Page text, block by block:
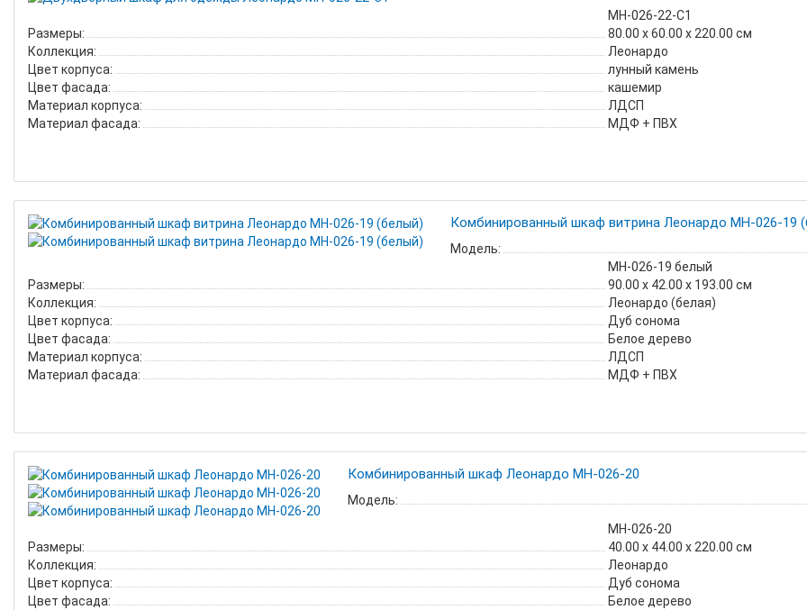
МН-026-22-С1
Размеры:
80.00 х 60.00 х 220.00 см
Коллекция:
Леонардо
Цвет корпуса:
лунный камень
Цвет фасада:
кашемир
Материал корпуса:
ЛДСП
Материал фасада:
МДФ + ПВХ
Комбинированный шкаф витрина Леонардо МН-026-19
Модель:
МН-026-19 белый
Размеры:
90.00 х 42.00 х 193.00 см
Коллекция:
Леонардо (белая)
Цвет корпуса:
Дуб сонома
Цвет фасада:
Белое дерево
Материал корпуса:
ЛДСП
Материал фасада:
МДФ + ПВХ
Комбинированный шкаф Леонардо МН-026-20
Модель:
МН-026-20
Размеры:
40.00 х 44.00 х 220.00 см
Коллекция:
Леонардо
Цвет корпуса:
Дуб сонома
Цвет фасада:
Белое дерево